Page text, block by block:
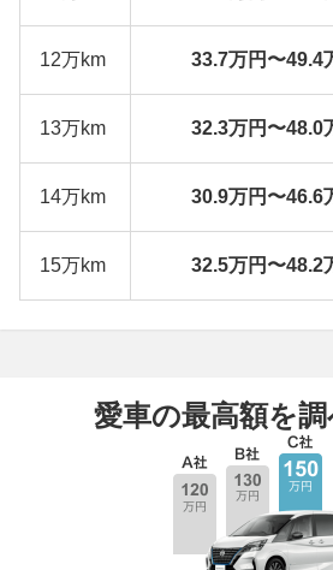
12万km 33.7万円〜49.4
13万km 32.3万円〜48.0
14万km 30.9万円〜46.6
15万km 32.5万円〜48.2
愛車の最高額を調